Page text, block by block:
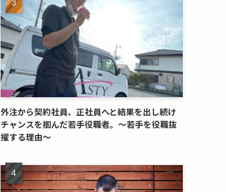
外注から契約社員、正社員へと結果を出し続け
チャンスを掴んだ若手役職者。〜若手を役職抜
擢する理由〜